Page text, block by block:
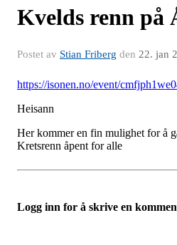
Kvelds renn på
Postet av Stian Friberg den 22. jan
https://isonen.no/event/
Heisann
Her kommer en fin mulighet for å
Kretsrenn åpent for alle
Logg inn for å skrive en